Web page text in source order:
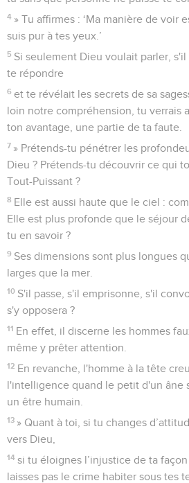
4 » Tu affirmes : ‘Ma manière de voir
suis pur à tes yeux.’
5 Si seulement Dieu voulait parler,
te répondre
6 et te révélait les secrets de sa
loin notre compréhension, tu verrais
ton avantage, une partie de ta faute.
7 » Prétends-tu pénétrer les
Dieu ? Prétends-tu découvrir ce qui
Tout-Puissant ?
8 Elle est aussi haute que le ciel :
Elle est plus profonde que le séjour
tu en savoir ?
9 Ses dimensions sont plus longues
larges que la mer.
10 S'il passe, s'il emprisonne, s'il
s'y opposera ?
11 En effet, il discerne les hommes
même y prêter attention.
12 En revanche, l'homme à la tête
l'intelligence quand le petit d'un âne
un être humain.
13 » Quant à toi, si tu changes
vers Dieu,
14 si tu éloignes l’injustice de ta
laisses pas le crime habiter sous tes